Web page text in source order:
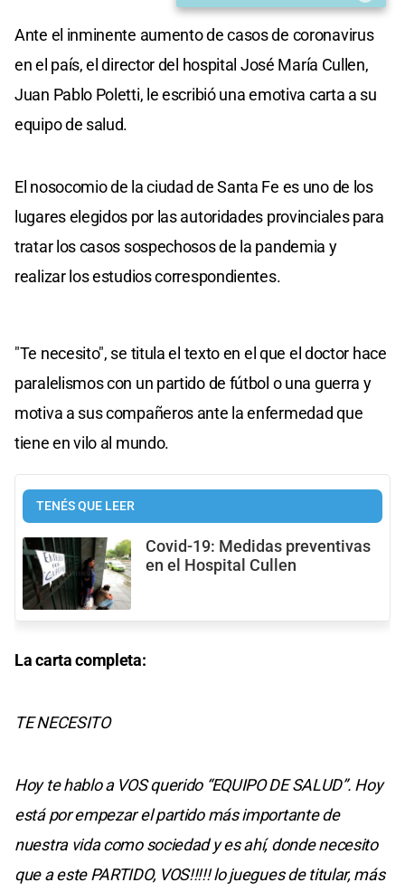
Ante el inminente aumento de casos de coronavirus
en el país, el director del hospital José María Cullen,
Juan Pablo Poletti, le escribió una emotiva carta a su
equipo de salud.
El nosocomio de la ciudad de Santa Fe es uno de los
lugares elegidos por las autoridades provinciales para
tratar los casos sospechosos de la pandemia y
realizar los estudios correspondientes.
"Te necesito", se titula el texto en el que el doctor hace
paralelismos con un partido de fútbol o una guerra y
motiva a sus compañeros ante la enfermedad que
tiene en vilo al mundo.
TENÉS QUE LEER
Covid-19: Medidas preventivas
en el Hospital Cullen
La carta completa:
TE NECESITO
Hoy te hablo a VOS querido “EQUIPO DE SALUD”. Hoy
está por empezar el partido más importante de
nuestra vida como sociedad y es ahí, donde necesito
que a este PARTIDO, VOS!!!!! lo juegues de titular, más